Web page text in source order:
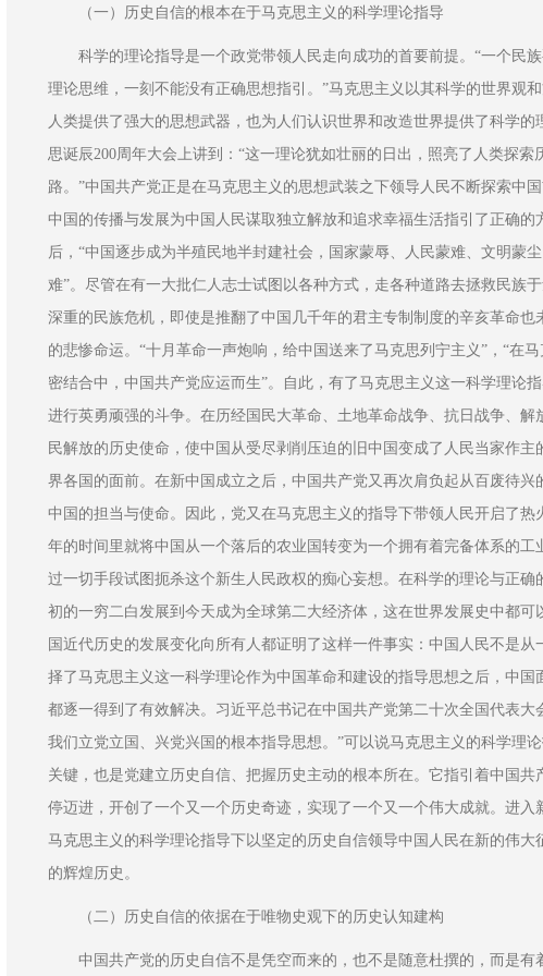
（一）历史自信的根本在于马克思主义的科学理论指导
科学的理论指导是一个政党带领人民走向成功的首要前提。“一个民
理论思维，一刻不能没有正确思想指引。”马克思主义以其科学的世界观
人类提供了强大的思想武器，也为人们认识世界和改造世界提供了科学
思诞辰200周年大会上讲到：“这一理论犹如壮丽的日出，照亮了人类探索
路。”中国共产党正是在马克思主义的思想武装之下领导人民不断探索中
中国的传播与发展为中国人民谋取独立解放和追求幸福生活指引了正确的
后，“中国逐步成为半殖民地半封建社会，国家蒙辱、人民蒙难、文明蒙
难”。尽管在有一大批仁人志士试图以各种方式，走各种道路去拯救民族
深重的民族危机，即使是推翻了中国几千年的君主专制制度的辛亥革命
的悲惨命运。“十月革命一声炮响，给中国送来了马克思列宁主义”，“在
密结合中，中国共产党应运而生”。自此，有了马克思主义这一科学理论
进行英勇顽强的斗争。在历经国民大革命、土地革命战争、抗日战争、
民解放的历史使命，使中国从受尽剥削压迫的旧中国变成了人民当家作
界各国的面前。在新中国成立之后，中国共产党又再次肩负起从百废待
中国的担当与使命。因此，党又在马克思主义的指导下带领人民开启了
年的时间里就将中国从一个落后的农业国转变为一个拥有着完备体系的
过一切手段试图扼杀这个新生人民政权的痴心妄想。在科学的理论与正
初的一穷二白发展到今天成为全球第二大经济体，这在世界发展史中都
国近代历史的发展变化向所有人都证明了这样一件事实：中国人民不是
择了马克思主义这一科学理论作为中国革命和建设的指导思想之后，中
都逐一得到了有效解决。习近平总书记在中国共产党第二十次全国代表大
我们立党立国、兴党兴国的根本指导思想。”可以说马克思主义的科学理
关键，也是党建立历史自信、把握历史主动的根本所在。它指引着中国
停迈进，开创了一个又一个历史奇迹，实现了一个又一个伟大成就。进
马克思主义的科学理论指导下以坚定的历史自信领导中国人民在新的伟
的辉煌历史。
（二）历史自信的依据在于唯物史观下的历史认知建构
中国共产党的历史自信不是凭空而来的，也不是随意杜撰的，而是